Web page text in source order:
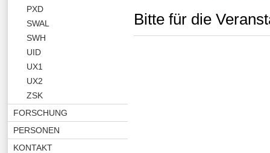
PXD
SWAL
SWH
UID
UX1
UX2
ZSK
FORSCHUNG
PERSONEN
KONTAKT
Bitte für die